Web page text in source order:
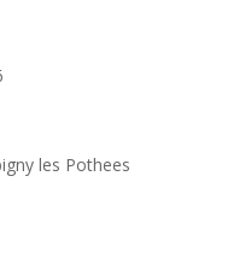
les Pothees